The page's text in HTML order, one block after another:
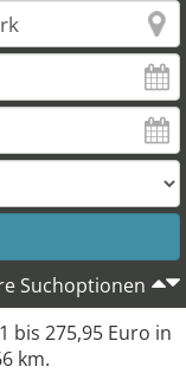
Suchoptionen
bis 275,95 Euro in
km.